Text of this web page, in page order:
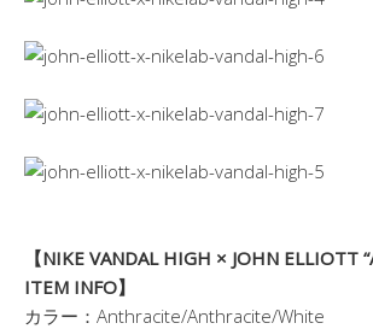
【NIKE VANDAL HIGH × JOHN ELLIOTT
ITEM INFO】
カラー：Anthracite/Anthracite/White